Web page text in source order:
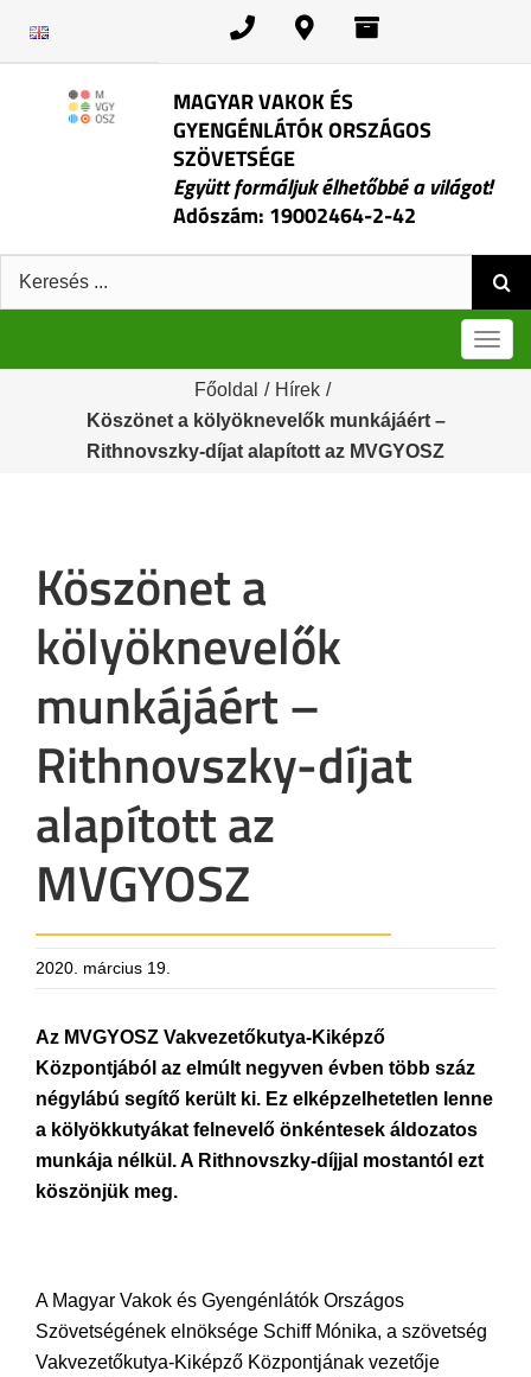
MAGYAR VAKOK ÉS
GYENGÉNLÁTÓK ORSZÁGOS
SZÖVETSÉGE
Együtt formáljuk élhetőbbé a világot!
Adószám: 19002464-2-42
Keresés:
Főoldal / Hírek /
Köszönet a kölyöknevelők munkájáért –
Rithnovszky-díjat alapított az MVGYOSZ
Köszönet a
kölyöknevelők
munkájáért –
Rithnovszky-díjat
alapított az
MVGYOSZ
2020. március 19.
Az MVGYOSZ Vakvezetőkutya-Kiképző
Központjából az elmúlt negyven évben több száz
négylábú segítő került ki. Ez elképzelhetetlen lenne
a kölyökkutyákat felnevelő önkéntesek áldozatos
munkája nélkül. A Rithnovszky-díjjal mostantól ezt
köszönjük meg.
A Magyar Vakok és Gyengénlátók Országos
Szövetségének elnöksége Schiff Mónika, a szövetség
Vakvezetőkutya-Kiképző Központjának vezetője